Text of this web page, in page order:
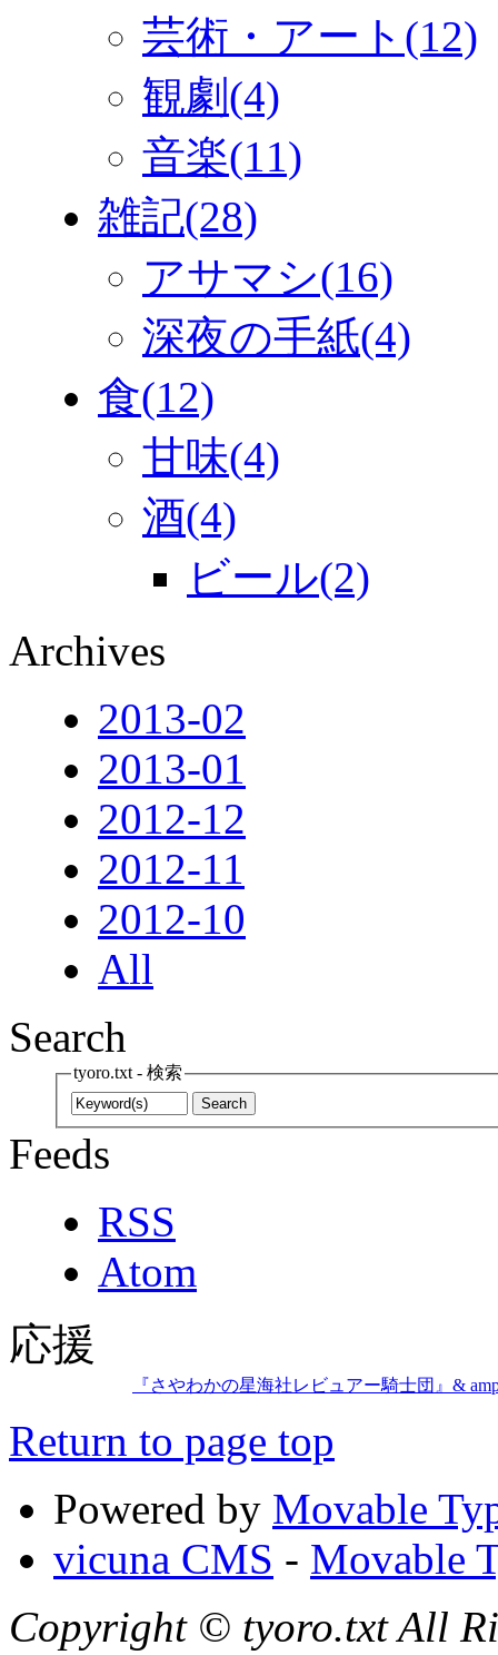
芸術・アート(12)
観劇(4)
音楽(11)
雑記(28)
アサマシ(16)
深夜の手紙(4)
食(12)
甘味(4)
酒(4)
ビール(2)
Archives
2013-02
2013-01
2012-12
2012-11
2012-10
All
Search
tyoro.txt - 検索
Feeds
RSS
Atom
応援
『さやわかの星海社レビュアー騎士団』&
Return to page top
Powered by Movable
vicuna CMS - Movable
Copyright © tyoro.txt All